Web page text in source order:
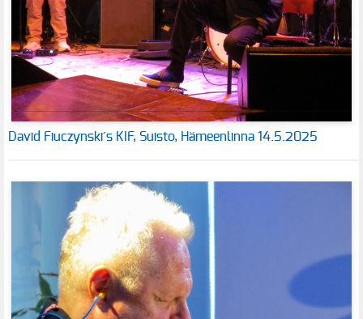
David Fiuczynski´s KIF, Suisto, Hämeenlinna 14.5.2025